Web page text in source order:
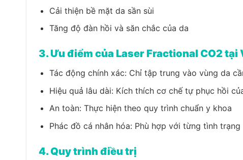
Cải thiện bề mặt da sần sùi
Tăng độ đàn hồi và săn chắc của da
3. Ưu điểm của Laser Fractional CO2
Tác động chính xác: Chỉ tập trung vào vùng da
Hiệu quả lâu dài: Kích thích cơ chế tự phục hồi
An toàn: Thực hiện theo quy trình chuẩn y khoa
Phác đồ cá nhân hóa: Phù hợp với từng tình trạng
4. Quy trình điều trị